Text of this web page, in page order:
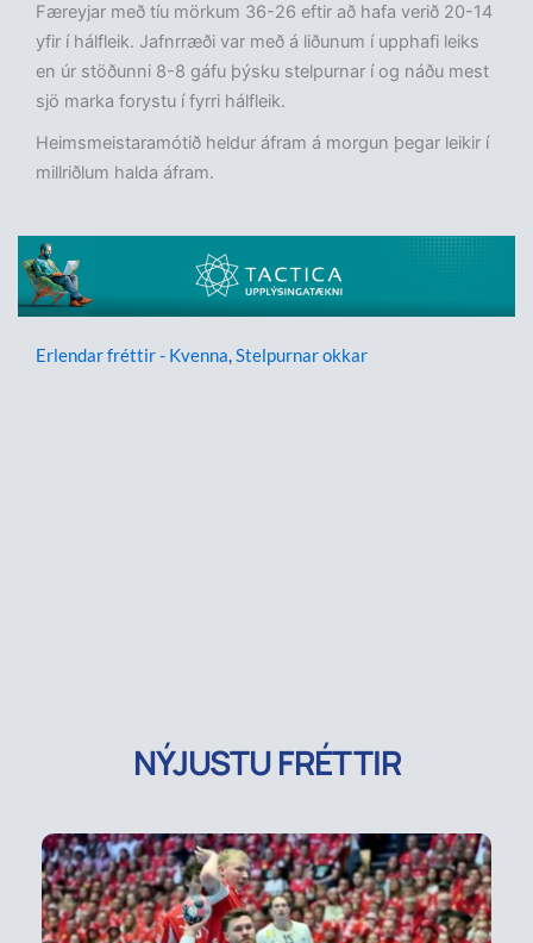
Færeyjar með tíu mörkum 36-26 eftir að hafa verið 20-14
yfir í hálfleik. Jafnrræði var með á liðunum í upphafi leiks
en úr stöðunni 8-8 gáfu þýsku stelpurnar í og náðu mest
sjö marka forystu í fyrri hálfleik.
Heimsmeistaramótið heldur áfram á morgun þegar leikir í
millriðlum halda áfram.
Erlendar fréttir - Kvenna,Stelpurnar okkar
NÝJUSTU FRÉTTIR